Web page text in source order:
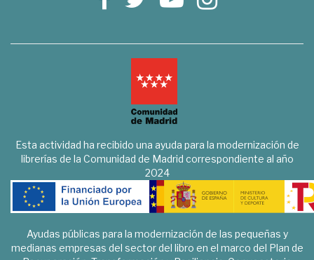
Esta actividad ha recibido una ayuda para la modernización de
librerías de la Comunidad de Madrid correspondiente al año
2024
Ayudas públicas para la modernización de las pequeñas y
medianas empresas del sector del libro en el marco del Plan de